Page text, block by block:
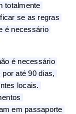
totalmente
se as regras
é necessário
é necessário
até 90 dias,
locais.
em passaporte